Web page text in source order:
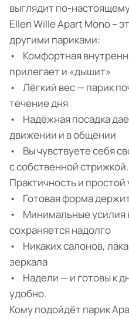
выглядит по-
Ellen Wille Apart Mono –
другими париками:
• Комфортная
прилегает и «дышит»
• Лёгкий вес — парик
течение дня
• Надёжная посадка
движении и в общении
• Вы чувствуете себя
с собственной стрижкой.
Практичность и простой
• Готовая форма
• Минимальные усилия
сохраняется надолго
• Никаких салонов,
зеркала
• Надели — и готовы к
удобно.
Кому подойдёт парик